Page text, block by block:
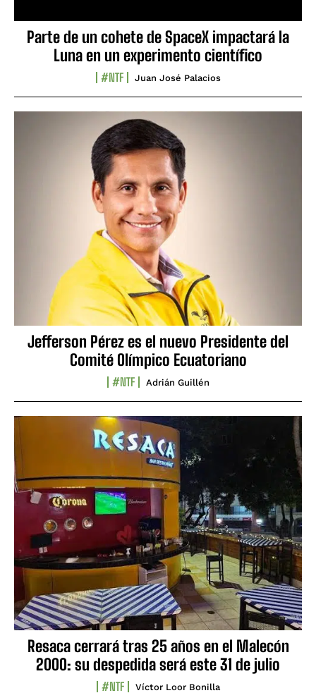
Parte de un cohete de SpaceX impactará la
Luna en un experimento científico
#NTF Juan José Palacios
Jefferson Pérez es el nuevo Presidente del
Comité Olímpico Ecuatoriano
#NTF Adrián Guillén
Resaca cerrará tras 25 años en el Malecón
2000: su despedida será este 31 de julio
#NTF Víctor Loor Bonilla